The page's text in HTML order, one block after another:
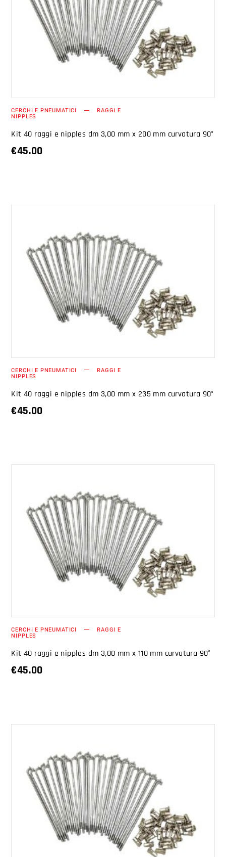
AGGIUNGI AL CARRELLO
CERCHI E PNEUMATICI RAGGI E
NIPPLES
Kit 40 raggi e nipples dm 3,00 mm x 200 mm curvatura 90°
€45.00
AGGIUNGI AL CARRELLO
CERCHI E PNEUMATICI RAGGI E
NIPPLES
Kit 40 raggi e nipples dm 3,00 mm x 235 mm curvatura 90°
€45.00
AGGIUNGI AL CARRELLO
CERCHI E PNEUMATICI RAGGI E
NIPPLES
Kit 40 raggi e nipples dm 3,00 mm x 110 mm curvatura 90°
€45.00
AGGIUNGI AL CARRELLO